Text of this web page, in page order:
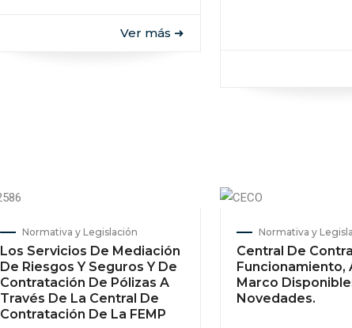
Ver más ➜
Normativa y Legislación
Los Servicios De Mediación
De Riesgos Y Seguros Y De
Contratación De Pólizas A
Través De La Central De
Contratación De La FEMP
Normativa y
Central De
Funcionamiento,
Marco
Novedades.